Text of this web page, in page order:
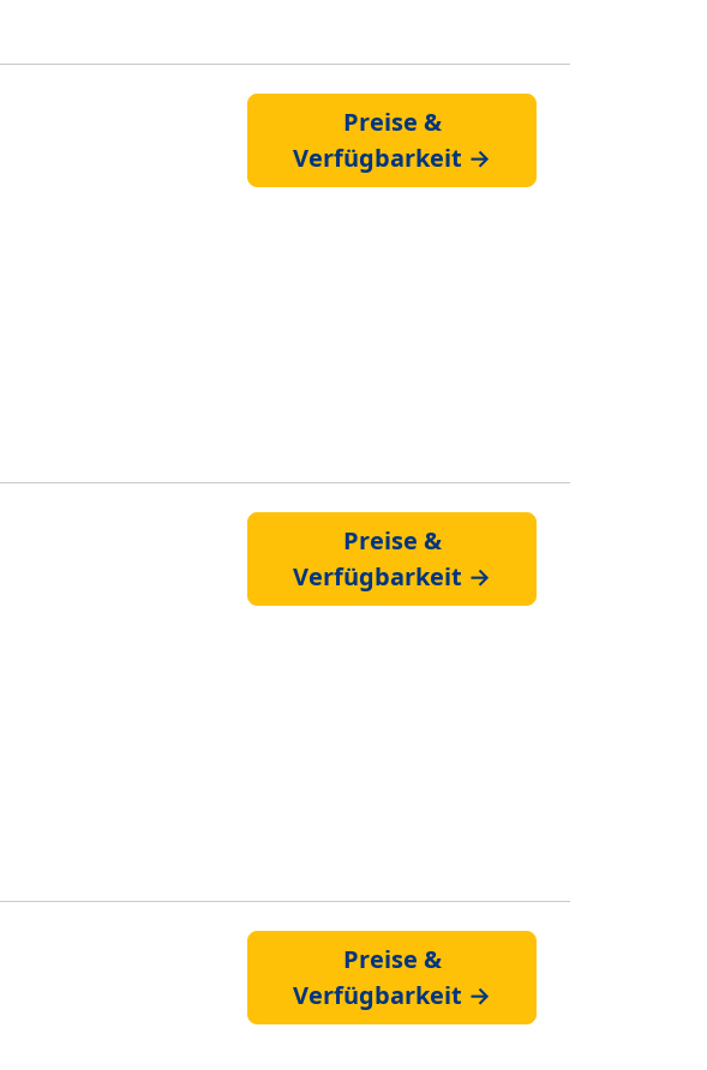
Preise &
Verfügbarkeit →
Preise &
Verfügbarkeit →
Preise &
Verfügbarkeit →